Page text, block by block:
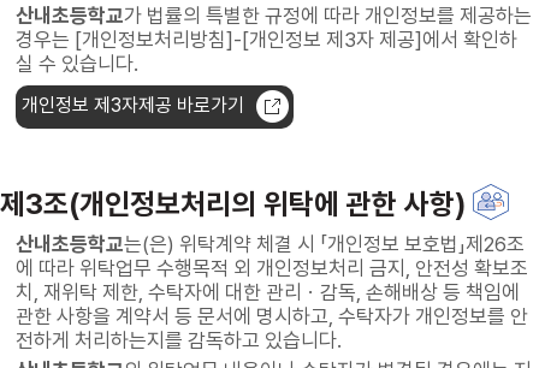
산내초등학교가 법률의 특별한 규정에 따라 개인정보를 제공하는
경우는 [개인정보처리방침]-[개인정보 제3자 제공]에서 확인하
실 수 있습니다.
개인정보 제3자제공 바로가기
제3조(개인정보처리의 위탁에 관한 사항)
산내초등학교는(은) 위탁계약 체결 시 「개인정보 보호법」제26조
에 따라 위탁업무 수행목적 외 개인정보처리 금지, 안전성 확보조
치, 재위탁 제한, 수탁자에 대한 관리ㆍ감독, 손해배상 등 책임에
관한 사항을 계약서 등 문서에 명시하고, 수탁자가 개인정보를 안
전하게 처리하는지를 감독하고 있습니다.